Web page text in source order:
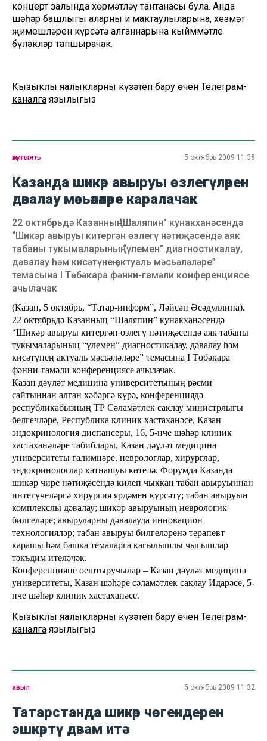
концерт залында хөрмәтләү тантанасы була. Анда
шәһәр башлыгы аларның иң мактаулыларына, хезмәт
җимешләрен күрсәтә алганнарына кыйммәтле
бүләкләр тапшырачак.
Кызыклы яңалыкларны күзәтеп бару өчен Телеграм-
каналга язылыгыз
җәмгыять 5 октябрь 2009 11:38
Казанда шикәр авыруы өзлегүләрен
дәвалау мәсьәләләре каралачак
22 октябрьдә Казанның “Шаляпин” кунакханәсендә
“Шикәр авыруы китергән өзлегү нәтиҗәсендә аяк
табаны тукымаларының “үлемен” диагностикалау,
дәвалау һәм кисәтүнең актуаль мәсьәләләре”
темасына I Төбәкара фәнни-гамәли конференциясе
ачылачак
(Казан, 5 октябрь, “Татар-информ”, Ләйсән Әсәдуллина).
22 октябрьдә Казанның “Шаляпин” кунакханәсендә
“Шикәр авыруы китергән өзлегү нәтиҗәсендә аяк табаны
тукымаларының “үлемен” диагностикалау, дәвалау һәм
кисәтүнең актуаль мәсьәләләре” темасына I Төбәкара
фәнни-гамәли конференциясе ачылачак.
Казан дәүләт медицина университетының рәсми
сайтыннан алган хәбәргә күрә, конференциядә
республикабызның ТР Сәламәтлек саклау министрлыгы
белгечләре, Республика клиник хастаханәсе, Казан
эндокринология диспансеры, 16, 5-нче шәһәр клиник
хастаханәләре табиблары, Казан дәүләт медицина
университеты галимнәре, неврологлар, хирурглар,
эндокринологлар катнашуы көтелә. Форумда Казанда
шикәр чире нәтиҗәсендә килеп чыккан табан авыруыннан
интегүчеләргә хирургия ярдәмен күрсәтү; табан авыруын
комплекслы дәвалау; шикәр авыруының неврологик
билгеләре; авыруларны дәвалауда инновацион
технологияләр; табан авыруы билгеләренә терапевт
карашы һәм башка темаларга кагылышлы чыгышлар
тәкъдим ителәчәк.
Конференцияне оештыручылар – Казан дәүләт медицина
университеты, Казан шәһәре сәламәтлек саклау Идарәсе, 5-
нче шәһәр клиник хастаханәсе.
Кызыклы яңалыкларны күзәтеп бару өчен Телеграм-
каналга язылыгыз
авыл 5 октябрь 2009 11:32
Татарстанда шикәр чөгендерен
эшкәртү дәвам итә